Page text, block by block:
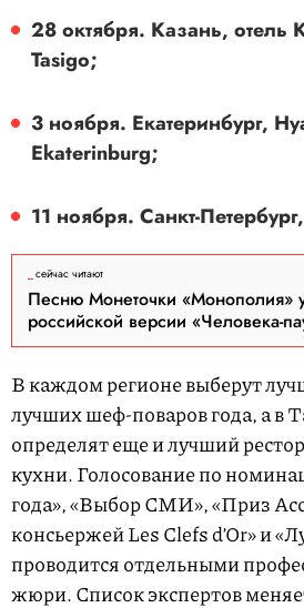
28 октября. Казань, отель
Tasigo;
3 ноября. Екатеринбург,
Ekaterinburg;
11 ноября. Санкт-
сейчас читают
Песню Монеточки «Монополия»
российской версии «Человека-
В каждом регионе выберут
лучших шеф-поваров года, а в
определят еще и лучший
кухни. Голосование по
года», «Выбор СМИ», «Приз
консьержей Les Clefs d’Or» и
проводится отдельными
жюри. Список экспертов